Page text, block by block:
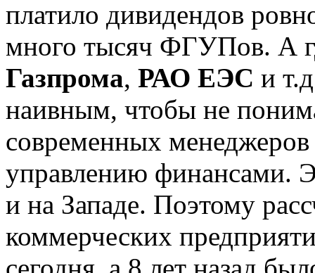
платило дивидендов
много тысяч ФГУПов. А
Газпрома, РАО ЕЭС и
наивным, чтобы не
современных
управлению финансами.
и на Западе. Поэтому
коммерческих